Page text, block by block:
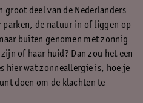
groot deel van de Nederlanders
parken, de natuur in of liggen op
buiten genomen met zonnig
of haar huid? Dan zou het een
hier wat zonneallergie is, hoe je
doen om de klachten te